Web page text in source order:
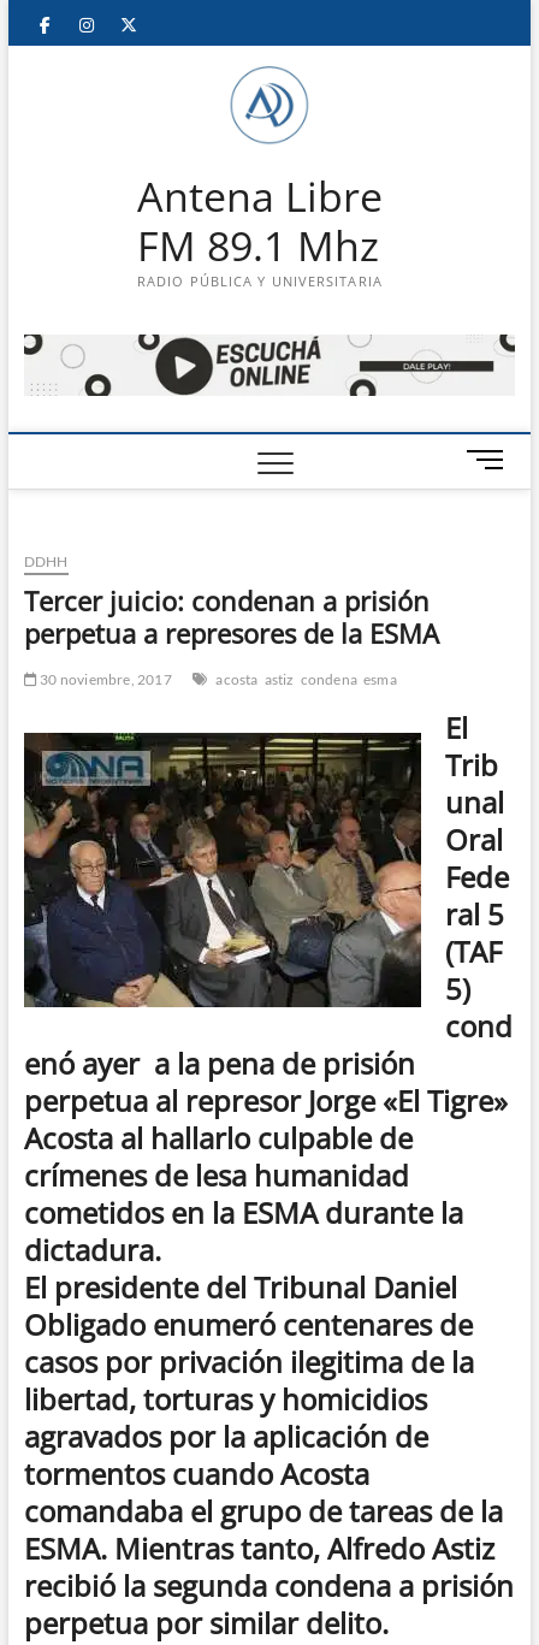
Saltar
FacebookInstagram
Antena Libre
FM 89.1 Mhz
RADIO PÚBLICA Y UNIVERSITARIA
B
o
DDHH
Tercer juicio: condenan a prisión
perpetua a represores de la ESMA
30 noviembre, 2017 acosta astiz condena esma
El
Trib
unal
Oral
Fede
ral 5
(TAF
5)
cond
enó ayer a la pena de prisión
perpetua al represor Jorge «El Tigre»
Acosta al hallarlo culpable de
crímenes de lesa humanidad
cometidos en la ESMA durante la
dictadura.
El presidente del Tribunal Daniel
Obligado enumeró centenares de
casos por privación ilegitima de la
libertad, torturas y homicidios
agravados por la aplicación de
tormentos cuando Acosta
comandaba el grupo de tareas de la
ESMA. Mientras tanto, Alfredo Astiz
recibió la segunda condena a prisión
perpetua por similar delito.